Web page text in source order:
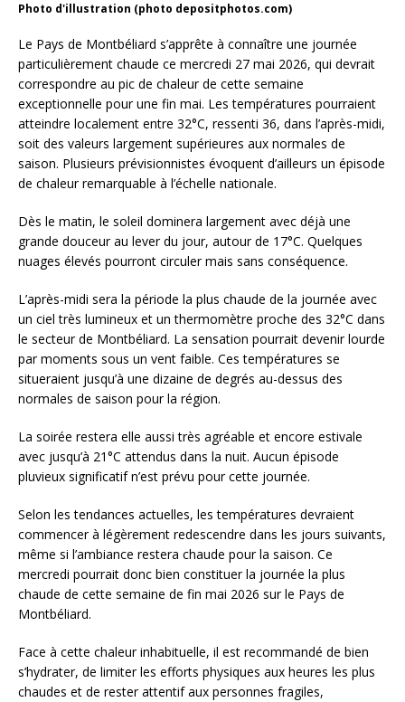
Photo d'illustration (photo depositphotos.com)
Le Pays de Montbéliard s’apprête à connaître une journée
particulièrement chaude ce mercredi 27 mai 2026, qui devrait
correspondre au pic de chaleur de cette semaine
exceptionnelle pour une fin mai. Les températures pourraient
atteindre localement entre 32°C, ressenti 36, dans l’après-midi,
soit des valeurs largement supérieures aux normales de
saison. Plusieurs prévisionnistes évoquent d’ailleurs un épisode
de chaleur remarquable à l’échelle nationale.
Dès le matin, le soleil dominera largement avec déjà une
grande douceur au lever du jour, autour de 17°C. Quelques
nuages élevés pourront circuler mais sans conséquence.
L’après-midi sera la période la plus chaude de la journée avec
un ciel très lumineux et un thermomètre proche des 32°C dans
le secteur de Montbéliard. La sensation pourrait devenir lourde
par moments sous un vent faible. Ces températures se
situeraient jusqu’à une dizaine de degrés au-dessus des
normales de saison pour la région.
La soirée restera elle aussi très agréable et encore estivale
avec jusqu’à 21°C attendus dans la nuit. Aucun épisode
pluvieux significatif n’est prévu pour cette journée.
Selon les tendances actuelles, les températures devraient
commencer à légèrement redescendre dans les jours suivants,
même si l’ambiance restera chaude pour la saison. Ce
mercredi pourrait donc bien constituer la journée la plus
chaude de cette semaine de fin mai 2026 sur le Pays de
Montbéliard.
Face à cette chaleur inhabituelle, il est recommandé de bien
s’hydrater, de limiter les efforts physiques aux heures les plus
chaudes et de rester attentif aux personnes fragiles,